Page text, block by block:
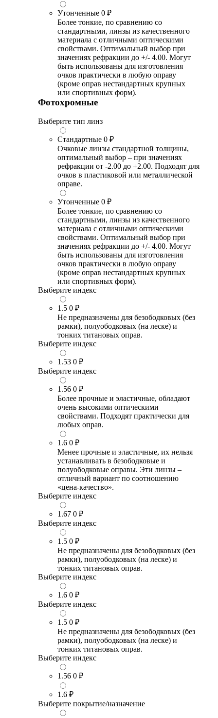
Утонченные 0 ₽
Более тонкие, по сравнению со
стандартными, линзы из качественного
материала с отличными оптическими
свойствами. Оптимальный выбор при
значениях рефракции до +/- 4.00. Могут
быть использованы для изготовления
очков практически в любую оправу
(кроме оправ нестандартных крупных
или спортивных форм).
Фотохромные
Выберите тип линз
Стандартные 0 ₽
Очковые линзы стандартной толщины,
оптимальный выбор – при значениях
рефракции от -2.00 до +2.00. Подходят для
очков в пластиковой или металлической
оправе.
Утонченные 0 ₽
Более тонкие, по сравнению со
стандартными, линзы из качественного
материала с отличными оптическими
свойствами. Оптимальный выбор при
значениях рефракции до +/- 4.00. Могут
быть использованы для изготовления
очков практически в любую оправу
(кроме оправ нестандартных крупных
или спортивных форм).
Выберите индекс
1.5 0 ₽
Не предназначены для безободковых (без
рамки), полуободковых (на леске) и
тонких титановых оправ.
Выберите индекс
1.53 0 ₽
Выберите индекс
1.56 0 ₽
Более прочные и эластичные, обладают
очень высокими оптическими
свойствами. Подходят практически для
любых оправ.
1.6 0 ₽
Менее прочные и эластичные, их нельзя
устанавливать в безободковые и
полуободковые оправы. Эти линзы –
отличный вариант по соотношению
«цена-качество».
Выберите индекс
1.67 0 ₽
Выберите индекс
1.5 0 ₽
Не предназначены для безободковых (без
рамки), полуободковых (на леске) и
тонких титановых оправ.
Выберите индекс
1.6 0 ₽
Выберите индекс
1.5 0 ₽
Не предназначены для безободковых (без
рамки), полуободковых (на леске) и
тонких титановых оправ.
Выберите индекс
1.56 0 ₽
1.6 ₽
Выберите покрытие/назначение